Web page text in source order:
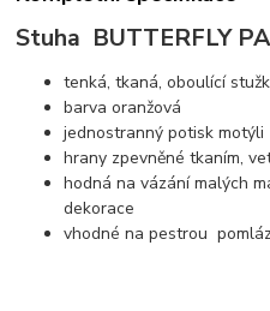
Stuha BUTTERFLY
tenká, tkaná, oboulící
barva oranžová
jednostranný potisk motýli
hrany zpevněné tkaním,
hodná na vázání malých
dekorace
vhodné na pestrou